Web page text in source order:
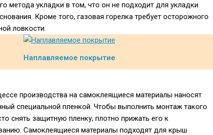
метода укладки в том, что он не подходит для укладки
Кроме того, газовая горелка требует осторожного
ловкости.
Наплавляемое покрытие
производства на самоклеящиеся материалы наносят
специальной пленкой. Чтобы выполнить монтаж такого
снять защитную пленку, плотно прижать его к
Самоклеящиеся материалы подходят для крыш